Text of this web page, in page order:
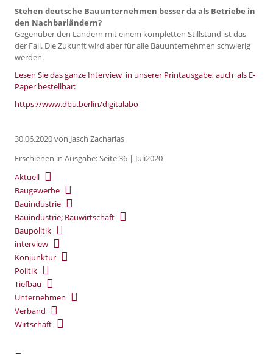
Stehen deutsche Bauunternehmen besser da als Betriebe in
den Nachbarländern?
Gegenüber den Ländern mit einem kompletten Stillstand ist das
der Fall. Die Zukunft wird aber für alle Bauunternehmen schwierig
werden.
Lesen Sie das ganze Interview in unserer Printausgabe, auch als E-
Paper bestellbar:
https://www.dbu.berlin/digitalabo
30.06.2020von Jasch Zacharias
Erschienen in Ausgabe: Seite 36 | Juli2020
Aktuell
Baugewerbe
Bauindustrie
Bauindustrie; Bauwirtschaft
Baupolitik
interview
Konjunktur
Politik
Tiefbau
Unternehmen
Verband
Wirtschaft